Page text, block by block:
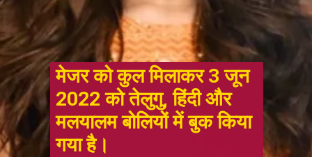
मेजर को कुल मिलाकर 3 जून
2022 को तेलुगु, हिंदी और
मलयालम बोलियों में बुक किया
गया है।